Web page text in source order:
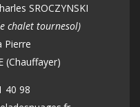
SROCZYNSKI
chalet tournesol)
Pierre
(Chauffayer)
40 98